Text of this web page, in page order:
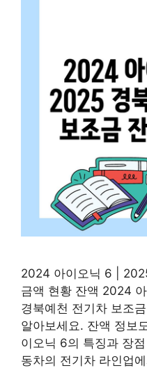
2024 아이오닉 6 |
금액 현황 잔액 2024
경북예천 전기차 보조
알아보세요. 잔액 정보
이오닉 6의 특징과 장
동차의 전기차 라인업